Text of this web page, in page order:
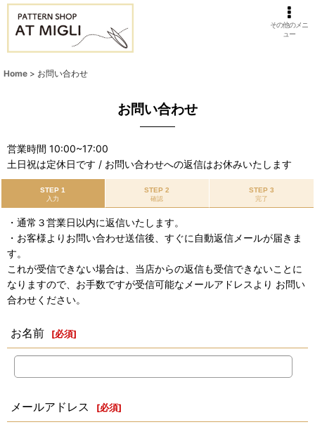
その他のメニ
ュー
Home > お問い合わせ
お問い合わせ
営業時間 10:00~17:00
土日祝は定休日です / お問い合わせへの返信はお休みいたします
STEP 1
入力
STEP 2
確認
STEP 3
完了
・通常３営業日以内に返信いたします。
・お客様よりお問い合わせ送信後、すぐに自動返信メールが届きま
す。
これが受信できない場合は、当店からの返信も受信できないことに
なりますので、お手数ですが受信可能なメールアドレスより お問い
合わせください。
お名前 [必須]
メールアドレス [必須]